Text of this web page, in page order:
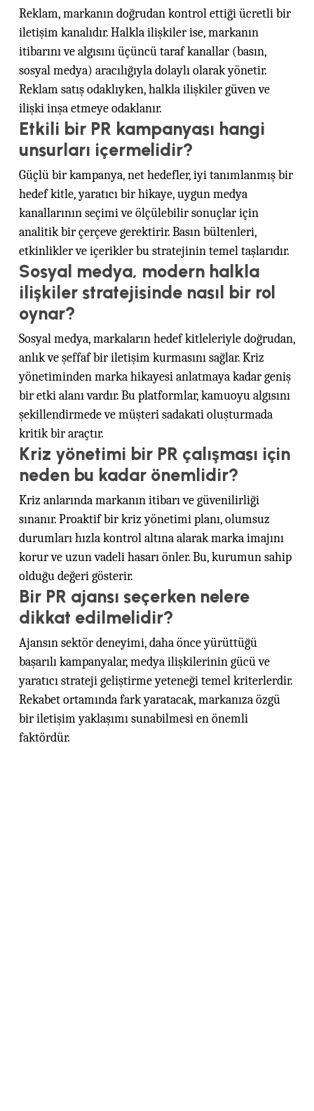
Reklam, markanın doğrudan kontrol ettiği ücretli bir
iletişim kanalıdır. Halkla ilişkiler ise, markanın
itibarını ve algısını üçüncü taraf kanallar (basın,
sosyal medya) aracılığıyla dolaylı olarak yönetir.
Reklam satış odaklıyken, halkla ilişkiler güven ve
ilişki inşa etmeye odaklanır.
Etkili bir PR kampanyası hangi
unsurları içermelidir?
Güçlü bir kampanya, net hedefler, iyi tanımlanmış bir
hedef kitle, yaratıcı bir hikaye, uygun medya
kanallarının seçimi ve ölçülebilir sonuçlar için
analitik bir çerçeve gerektirir. Basın bültenleri,
etkinlikler ve içerikler bu stratejinin temel taşlarıdır.
Sosyal medya, modern halkla
ilişkiler stratejisinde nasıl bir rol
oynar?
Sosyal medya, markaların hedef kitleleriyle doğrudan,
anlık ve şeffaf bir iletişim kurmasını sağlar. Kriz
yönetiminden marka hikayesi anlatmaya kadar geniş
bir etki alanı vardır. Bu platformlar, kamuoyu algısını
şekillendirmede ve müşteri sadakati oluşturmada
kritik bir araçtır.
Kriz yönetimi bir PR çalışması için
neden bu kadar önemlidir?
Kriz anlarında markanın itibarı ve güvenilirliği
sınanır. Proaktif bir kriz yönetimi planı, olumsuz
durumları hızla kontrol altına alarak marka imajını
korur ve uzun vadeli hasarı önler. Bu, kurumun sahip
olduğu değeri gösterir.
Bir PR ajansı seçerken nelere
dikkat edilmelidir?
Ajansın sektör deneyimi, daha önce yürüttüğü
başarılı kampanyalar, medya ilişkilerinin gücü ve
yaratıcı strateji geliştirme yeteneği temel kriterlerdir.
Rekabet ortamında fark yaratacak, markanıza özgü
bir iletişim yaklaşımı sunabilmesi en önemli
faktördür.